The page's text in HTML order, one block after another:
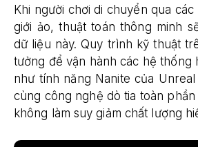
Khi người chơi di chuyển qua
giới ảo, thuật toán thông minh
dữ liệu này. Quy trình kỹ thuật
tưởng để vận hành các hệ thống
như tính năng Nanite của
cùng công nghệ dò tia toàn phần
không làm suy giảm chất lượng